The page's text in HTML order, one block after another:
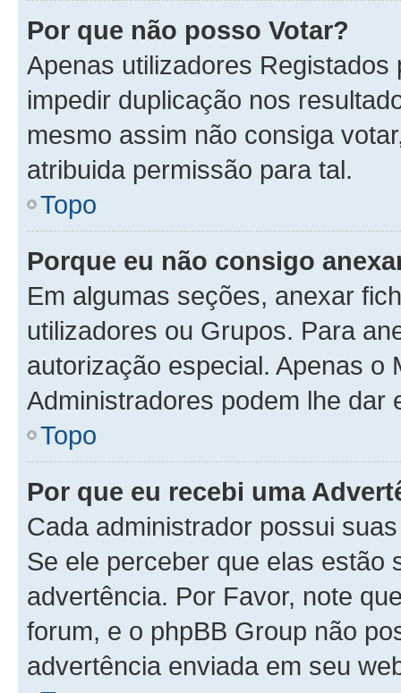
Por que não posso Votar?
Apenas utilizadores
impedir duplicação nos
mesmo assim não consiga
atribuida permissão para tal.
Topo
Porque eu não consigo
Em algumas seções, anexar
utilizadores ou Grupos. Para
autorização especial. Apenas o
Administradores podem lhe
Topo
Por que eu recebi uma
Cada administrador possui
Se ele perceber que elas estão
advertência. Por Favor, note
forum, e o phpBB Group não
advertência enviada em seu